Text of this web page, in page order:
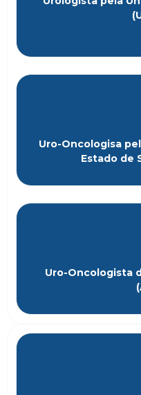
Uro-Oncologisa
Estado de
Uro-Oncologista